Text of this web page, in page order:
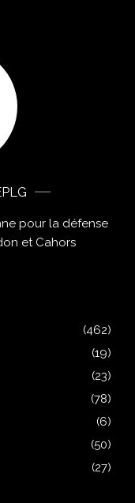
pour la défense
et Cahors
(462)
(19)
(23)
(78)
(6)
(50)
(27)